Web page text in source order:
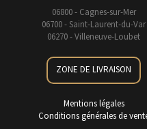
06800 - Cagnes-sur-Mer
06700 - Saint-Laurent-du-Var
06270 - Villeneuve-Loubet
ZONE DE LIVRAISON
Mentions légales
Conditions générales de